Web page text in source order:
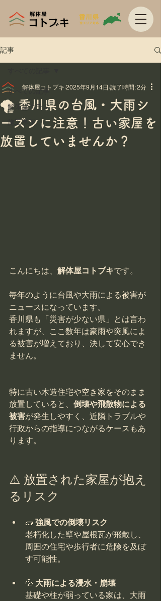
記事
すべての記事
解体屋コラム
施工事例
🌪 香川県の台風・大雨シ
ーズンに注意！古い家屋を
放置していませんか？
解体屋コトブキ 2025年9月14日 読了時間: 2分
こんにちは、 解体屋コトブキです。
毎年のように台風や大雨による被害が
ニュースになっています。
香川県も「災害が少ない県」とは言わ
れますが、ここ数年は豪雨や突風によ
る被害が増えており、決して安心でき
ません。
特に古い木造住宅や空き家をそのまま
放置していると、 倒壊や飛散物による
被害が発生しやすく、近隣トラブルや
行政からの指導につながるケースもあ
ります。
⚠️ 放置された家屋が抱え
るリスク
🧱 強風での倒壊リスク
老朽化した壁や屋根瓦が飛散し、
周囲の住宅や歩行者に危険を及ぼ
す可能性。
💦 大雨による浸水・崩壊
基礎や柱が弱っている家は、大雨